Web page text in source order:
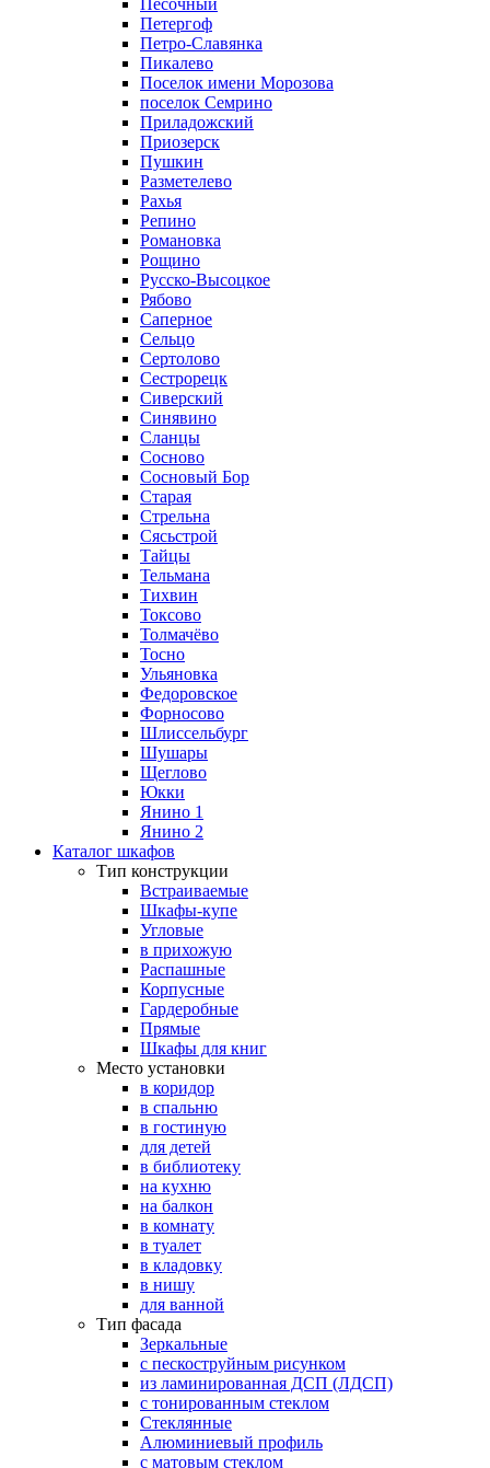
Песочный
Петергоф
Петро-Славянка
Пикалево
Поселок имени Морозова
поселок Семрино
Приладожский
Приозерск
Пушкин
Разметелево
Рахья
Репино
Романовка
Рощино
Русско-Высоцкое
Рябово
Саперное
Сельцо
Сертолово
Сестрорецк
Сиверский
Синявино
Сланцы
Сосново
Сосновый Бор
Старая
Стрельна
Сясьстрой
Тайцы
Тельмана
Тихвин
Токсово
Толмачёво
Тосно
Ульяновка
Федоровское
Форносово
Шлиссельбург
Шушары
Щеглово
Юкки
Янино 1
Янино 2
Каталог шкафов
Тип конструкции
Встраиваемые
Шкафы-купе
Угловые
в прихожую
Распашные
Корпусные
Гардеробные
Прямые
Шкафы для книг
Место установки
в коридор
в спальню
в гостиную
для детей
в библиотеку
на кухню
на балкон
в комнату
в туалет
в кладовку
в нишу
для ванной
Тип фасада
Зеркальные
с пескоструйным рисунком
из ламинированная ДСП (ЛДСП)
с тонированным стеклом
Стеклянные
Алюминиевый профиль
с матовым стеклом